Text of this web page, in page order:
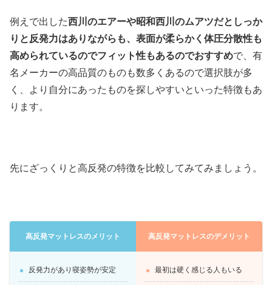
例えで出した西川のエアーや昭和西川のムアツだとしっか
りと反発力はありながらも、表面が柔らかく体圧分散性も
高められているのでフィット性もあるのでおすすめで、有
名メーカーの高品質のものも数多くあるので選択肢が多
く、より自分にあったものを探しやすいといった特徴もあ
ります。
先にざっくりと高反発の特徴を比較してみてみましょう。
高反発マットレスのメリット
反発力があり寝姿勢が安定
高反発マットレスのデメリット
最初は硬く感じる人もいる